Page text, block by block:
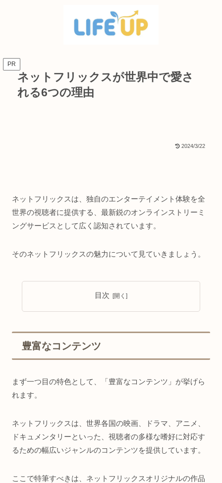
PR
ネットフリックスが世界中で愛さ
れる6つの理由
2024/3/22
ネットフリックスは、独自のエンターテイメント体験を全
世界の視聴者に提供する、最新鋭のオンラインストリーミ
ングサービスとして広く認知されています。
そのネットフリックスの魅力について見ていきましょう。
目次
豊富なコンテンツ
まず一つ目の特色として、「豊富なコンテンツ」が挙げら
れます。
ネットフリックスは、世界各国の映画、ドラマ、アニメ、
ドキュメンタリーといった、視聴者の多様な嗜好に対応す
るための幅広いジャンルのコンテンツを提供しています。
ここで特筆すべきは、ネットフリックスオリジナルの作品